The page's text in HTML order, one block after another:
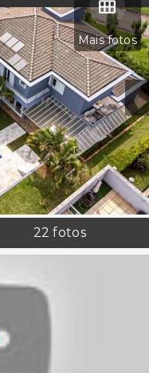
Mais fotos
22 fotos